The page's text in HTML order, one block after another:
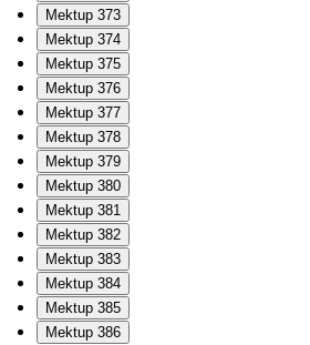
Mektup 373
Mektup 374
Mektup 375
Mektup 376
Mektup 377
Mektup 378
Mektup 379
Mektup 380
Mektup 381
Mektup 382
Mektup 383
Mektup 384
Mektup 385
Mektup 386